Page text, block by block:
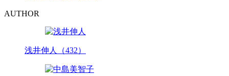
AUTHOR
浅井伸人（432）